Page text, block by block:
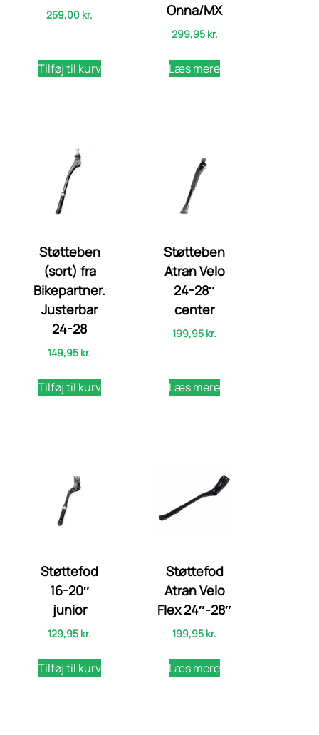
259,00 kr.
Tilføj til kurv
Onna/MX
299,95 kr.
Læs mere
Støtteben
(sort) fra
Bikepartner.
Justerbar
24-28
149,95 kr.
Tilføj til kurv
Støtteben
Atran Velo
24-28″
center
199,95 kr.
Læs mere
Støttefod
16-20″
junior
129,95 kr.
Tilføj til kurv
Støttefod
Atran Velo
Flex 24″-28″
199,95 kr.
Læs mere